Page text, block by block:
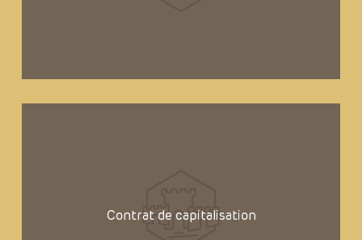
Contrat de capitalisation